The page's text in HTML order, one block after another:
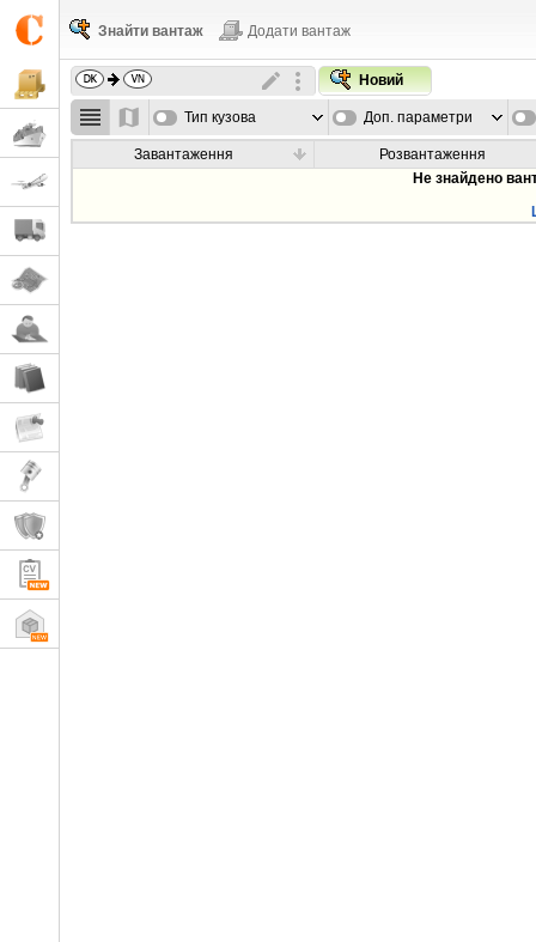
Знайти вантаж Додати вантаж
Новий
Тип кузова Доп. параметри
Завантаження
Розвантаження
Не знайдено